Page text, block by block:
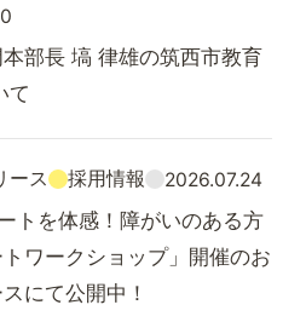
部長 塙 律雄の筑西市教育
て
ース 採用情報 2026.07.24
トを体感！障がいのある方
ワークショップ」開催のお
にて公開中！